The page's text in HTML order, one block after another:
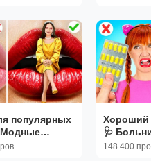
популярных
Модные
Хороший
🩺
123GO
148 400